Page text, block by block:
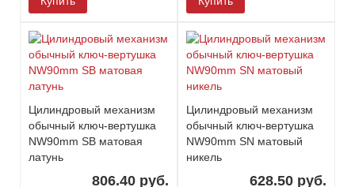
Цилиндровый механизм
обычный ключ-вертушка
NW90mm SB матовая
латунь
806.40 руб.
Цилиндровый механизм
обычный ключ-вертушка
NW90mm SN матовый
никель
628.50 руб.